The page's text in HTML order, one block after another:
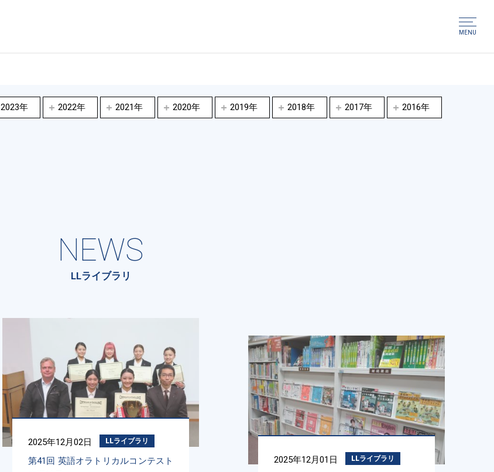
MENU
2023年 2022年 2021年 2020年 2019年 2018年 2017年 2016年
NEWS
LLライブラリ
2025年12月02日 LLライブラリ
第41回 英語オラトリカルコンテスト
2025年12月01日 LLライブラリ